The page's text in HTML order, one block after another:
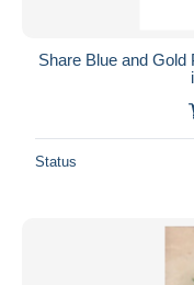
Share Blue and Gold
Status